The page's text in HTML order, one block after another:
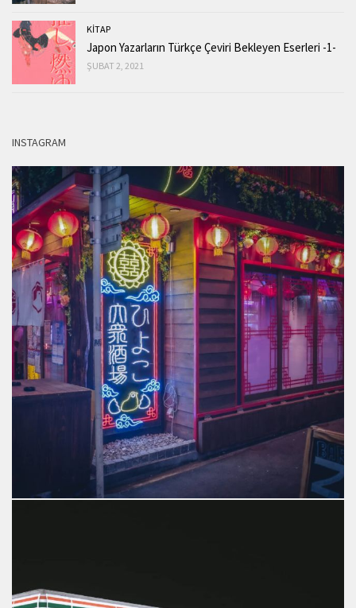
KİTAP
Japon Yazarların Türkçe Çeviri Bekleyen Eserleri -1-
ŞUBAT 2, 2021
INSTAGRAM